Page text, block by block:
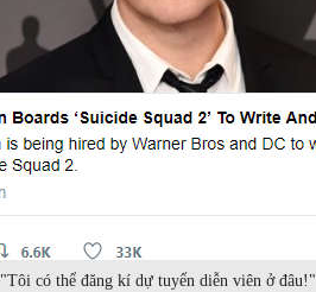
"Tôi có thể đăng kí dự tuyển diễn viên ở đâu!"